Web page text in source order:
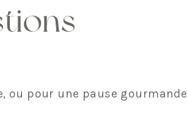
ou pour une pause gourmande